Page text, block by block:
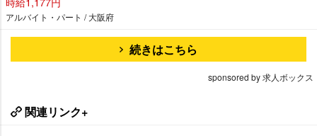
アルバイト・パート / 大阪府
続きはこちら
sponsored by 求人ボックス
関連リンク+